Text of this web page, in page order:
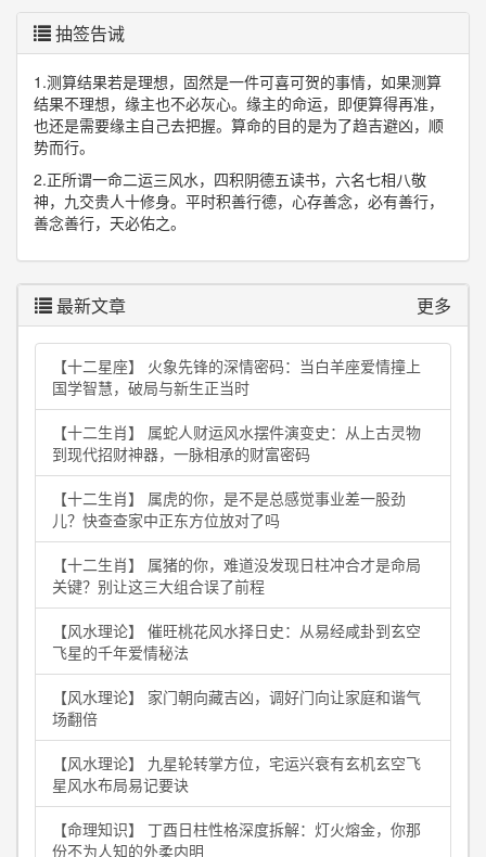
抽签告诫
1.测算结果若是理想，固然是一件可喜可贺的事情，如果测算
结果不理想，缘主也不必灰心。缘主的命运，即便算得再准，
也还是需要缘主自己去把握。算命的目的是为了趋吉避凶，顺
势而行。
2.正所谓一命二运三风水，四积阴德五读书，六名七相八敬
神，九交贵人十修身。平时积善行德，心存善念，必有善行，
善念善行，天必佑之。
最新文章 更多
【十二星座】 火象先锋的深情密码：当白羊座爱情撞上
国学智慧，破局与新生正当时
【十二生肖】 属蛇人财运风水摆件演变史：从上古灵物
到现代招财神器，一脉相承的财富密码
【十二生肖】 属虎的你，是不是总感觉事业差一股劲
儿？快查查家中正东方位放对了吗
【十二生肖】 属猪的你，难道没发现日柱冲合才是命局
关键？别让这三大组合误了前程
【风水理论】 催旺桃花风水择日史：从易经咸卦到玄空
飞星的千年爱情秘法
【风水理论】 家门朝向藏吉凶，调好门向让家庭和谐气
场翻倍
【风水理论】 九星轮转掌方位，宅运兴衰有玄机玄空飞
星风水布局易记要诀
【命理知识】 丁酉日柱性格深度拆解：灯火熔金，你那
份不为人知的外柔内明